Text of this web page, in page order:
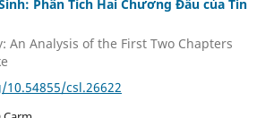
Phân Tích Hai Chương Đầu của Tin
An Analysis of the First Two Chapters
csl.26622